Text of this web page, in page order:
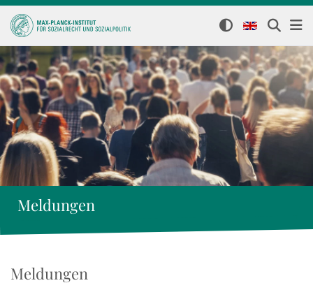
Meldungen
Meldungen